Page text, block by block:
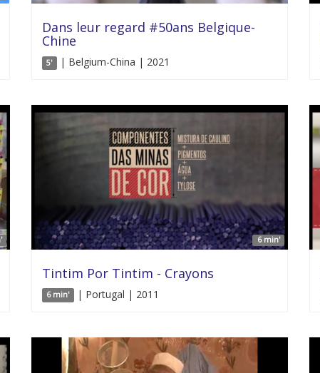
Dans leur regard #50ans Belgique-
Chine
5' | Belgium-China | 2021
6 min'
Tintim Por Tintim - Crayons
6 min' | Portugal | 2011